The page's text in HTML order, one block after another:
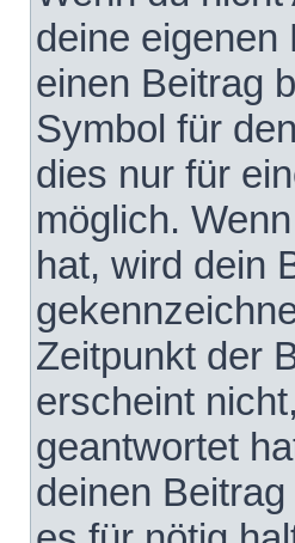
deine eigenen
einen Beitrag
Symbol für
dies nur für
möglich.
hat, wird dein
Zeitpunkt der
erscheint
geantwortet
deinen